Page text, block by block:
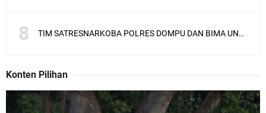
TIM SATRESNARKOBA POLRES DOMPU DAN BIMA UNGKAP KASUS NARKOBA VIA JASA PENGIRIMAN BARANG JNE
Konten Pilihan